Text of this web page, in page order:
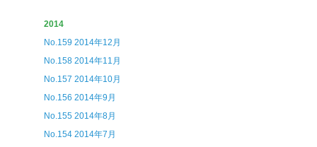
2014
No.159 2014年12月
No.158 2014年11月
No.157 2014年10月
No.156 2014年9月
No.155 2014年8月
No.154 2014年7月